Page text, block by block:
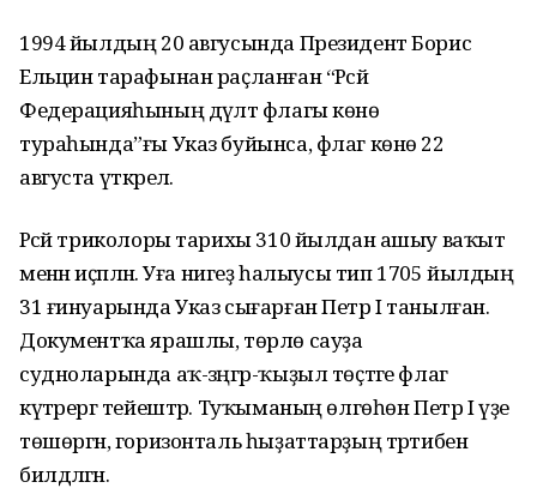
1994 йылдың 20 авгусында Президент Борис
Ельцин тарафынан раҫланған “Рәсәй
Федерацияһының дәүләт флагы көнө
тураһында”ғы Указ буйынса, флаг көнө 22
августа үткәрелә.
Рәсәй триколоры тарихы 310 йылдан ашыу ваҡыт
менән иҫәпләнә. Уға нигеҙ һалыусы тип 1705 йылдың
31 ғинуарында Указ сығарған Петр I танылған.
Документҡа ярашлы, төрлө сауҙа
судноларында аҡ-зәңгәр-ҡыҙыл төҫтәге флаг
күтәрергә тейештәр. Туҡыманың өлгөһөн Петр I үҙе
төшөргән, горизонталь һыҙаттарҙың тәртибен
билдәләгән.